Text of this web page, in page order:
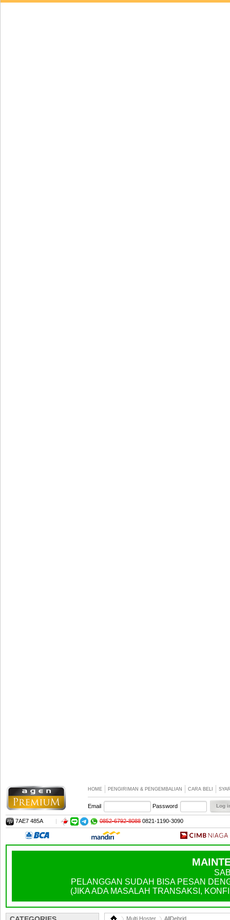
HOME PENGIRIMAN & PENGEMBALIAN CARA BELI
Email Password
7AE7 485A | 0852-6792-8088 0821-1190-3090
PELANGGAN SUDAH BISA PESAN
(JIKA ADA MASALAH TRANSAKSI,
Multi Hoster AllDebrid